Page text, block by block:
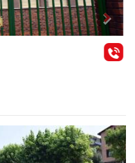
Next